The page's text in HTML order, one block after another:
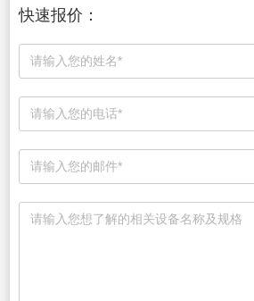
快速报价：